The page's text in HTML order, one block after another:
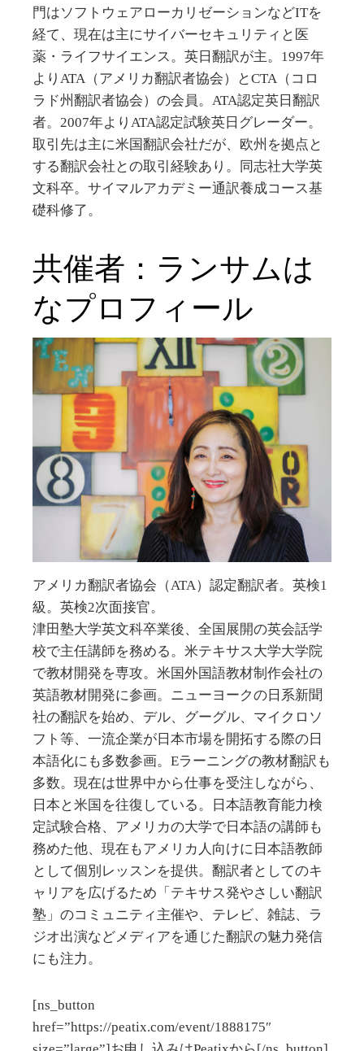
門はソフトウェアローカリゼーションなどITを
経て、現在は主にサイバーセキュリティと医
薬・ライフサイエンス。英日翻訳が主。 1997年
より ATA （アメリカ翻訳者協会）とCTA （コロ
ラド州翻訳者協会）の会員。 ATA認定英日翻訳
者。 2007年より ATA認定試験英日グレーダー。
取引先は主に米国翻訳会社だが、欧州を拠点と
する翻訳会社との取引経験あり。同志社大学英
文科卒。サイマルアカデミー通訳養成コース基
礎科修了。
共催者：ランサムは
なプロフィール
アメリカ翻訳者協会（ATA）認定翻訳者。英検1
級。英検2次面接官。
津田塾大学英文科卒業後、全国展開の英会話学
校で主任講師を務める。米テキサス大学大学院
で教材開発を専攻。米国外国語教材制作会社の
英語教材開発に参画。ニューヨークの日系新聞
社の翻訳を始め、デル、グーグル、マイクロソ
フト等、一流企業が日本市場を開拓する際の日
本語化にも多数参画。Eラーニングの教材翻訳も
多数。現在は世界中から仕事を受注しながら、
日本と米国を往復している。日本語教育能力検
定試験合格、アメリカの大学で日本語の講師も
務めた他、現在もアメリカ人向けに日本語教師
として個別レッスンを提供。翻訳者としてのキ
ャリアを広げるため「テキサス発やさしい翻訳
塾」のコミュニティ主催や、テレビ、雑誌、ラ
ジオ出演などメディアを通じた翻訳の魅力発信
にも注力。
[ns_button
href=”https://peatix.com/event/1888175″